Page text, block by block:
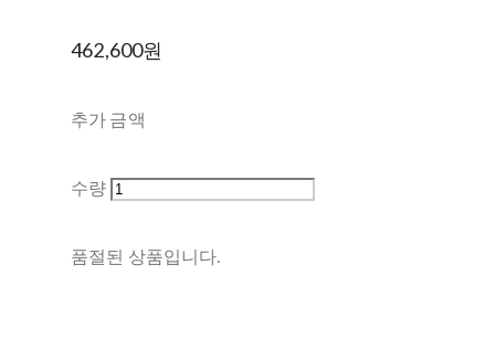
462,600원
추가 금액
수량
품절된 상품입니다.